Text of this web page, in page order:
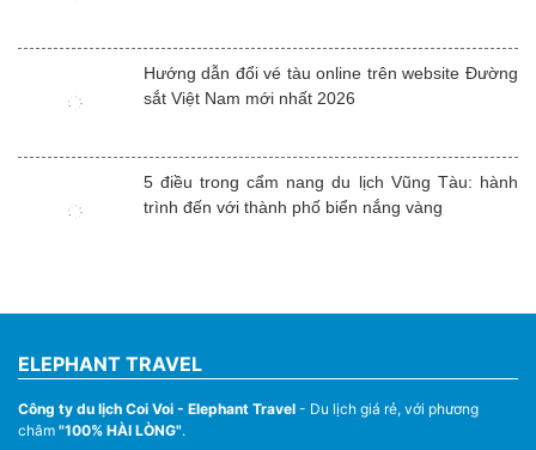
Hướng dẫn đổi vé tàu online trên website Đường
sắt Việt Nam mới nhất 2026
5 điều trong cẩm nang du lịch Vũng Tàu: hành
trình đến với thành phố biển nắng vàng
ELEPHANT TRAVEL
Công ty du lịch Coi Voi - Elephant Travel - Du lịch giá rẻ, với phương
châm "100% HÀI LÒNG".